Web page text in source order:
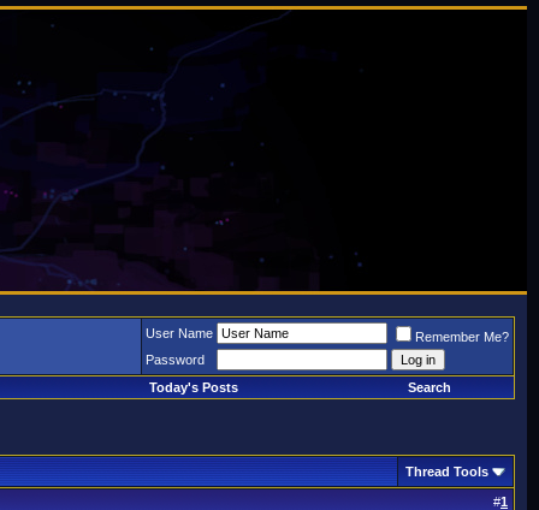
User Name
Remember Me?
Password
Today's Posts
Search
Thread Tools
#1